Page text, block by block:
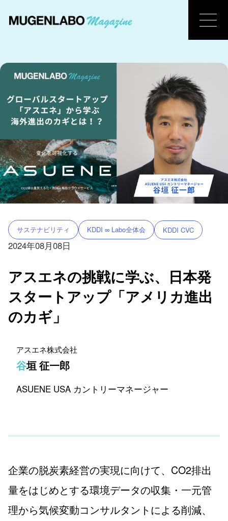
サステナビリティ KDDI ∞ Labo全体会 KDDI CVC
2024年08月08日
アスエネの挑戦に学ぶ、日本発
スタートアップ「アメリカ進出
のカギ」
アスエネ株式会社
谷垣 征一郎
ASUENE USA カントリーマネージャー
企業の脱炭素経営の実現に向けて、CO2排出
量をはじめとする環境データの収集・一元管
理から気候変動コンサルタントによる削減、